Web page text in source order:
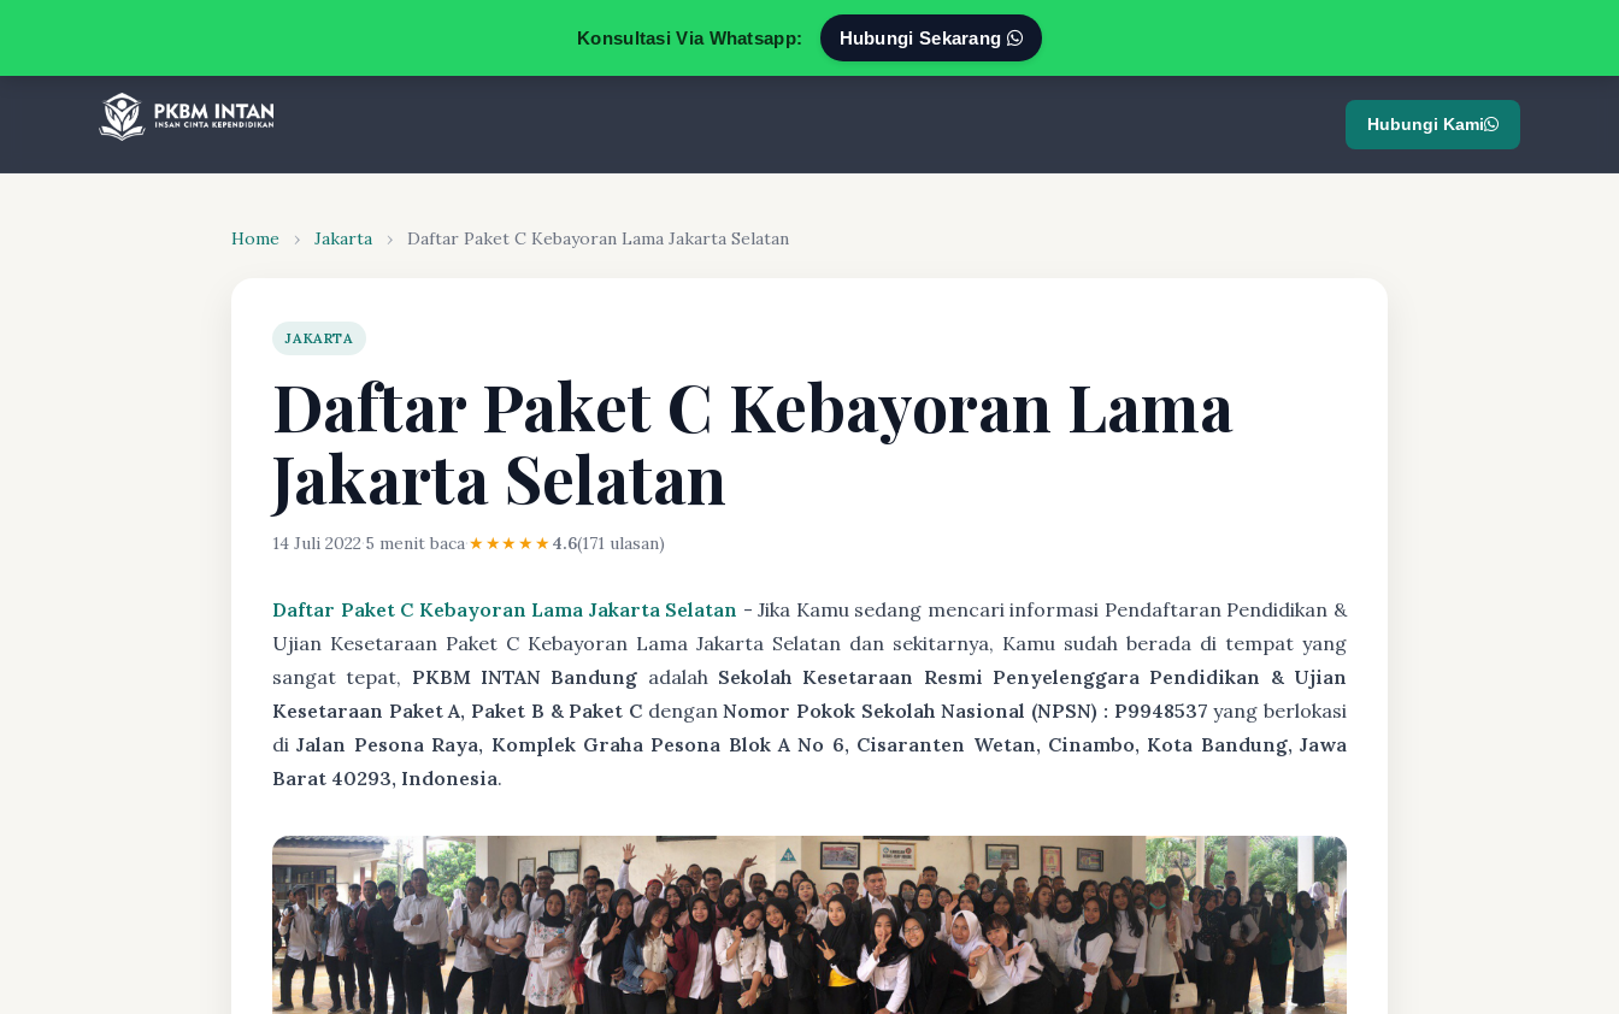
Konsultasi Via Whatsapp: Hubungi Sekarang
Hubungi Kami
Home › Jakarta › Daftar Paket C Kebayoran Lama Jakarta Selatan
JAKARTA
Daftar Paket C Kebayoran Lama
Jakarta Selatan
14 Juli 2022·5 menit baca·★★★★★4.6(171 ulasan)
Daftar Paket C Kebayoran Lama Jakarta Selatan - Jika Kamu sedang mencari informasi Pendaftaran Pendidikan &
Ujian Kesetaraan Paket C Kebayoran Lama Jakarta Selatan dan sekitarnya, Kamu sudah berada di tempat yang
sangat tepat, PKBM INTAN Bandung adalah Sekolah Kesetaraan Resmi Penyelenggara Pendidikan & Ujian
Kesetaraan Paket A, Paket B & Paket CdenganNomor Pokok Sekolah Nasional (NPSN) : P9948537 yang berlokasi
diJalan Pesona Raya, Komplek Graha Pesona Blok A No 6, Cisaranten Wetan, Cinambo, Kota Bandung, Jawa
Barat 40293, Indonesia.